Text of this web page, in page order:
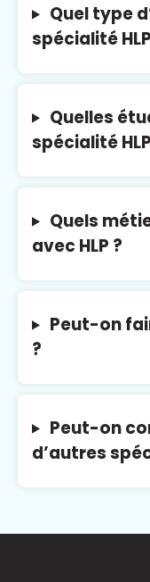
Quel type
spécialité
Quelles
spécialité
Quels
avec HLP ?
Peut-on
?
Peut-on
d’autres